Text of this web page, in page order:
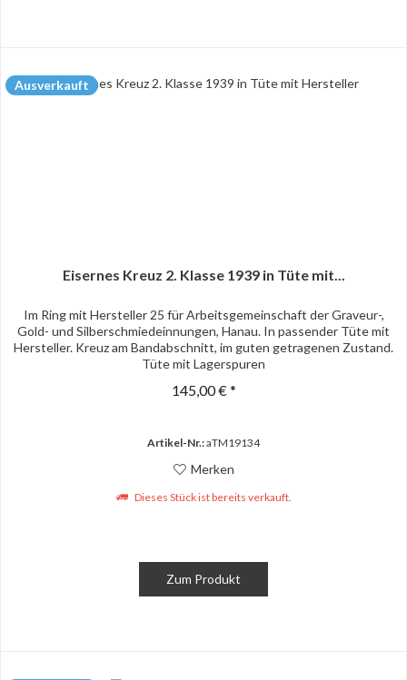
Ausverkauft
Eisernes Kreuz 2. Klasse 1939 in Tüte mit...
Im Ring mit Hersteller 25 für Arbeitsgemeinschaft der Graveur-,
Gold- und Silberschmiedeinnungen, Hanau. In passender Tüte mit
Hersteller. Kreuz am Bandabschnitt, im guten getragenen Zustand.
Tüte mit Lagerspuren
145,00 € *
Artikel-Nr.:aTM19134
Merken
Dieses Stück ist bereits verkauft.
Zum Produkt